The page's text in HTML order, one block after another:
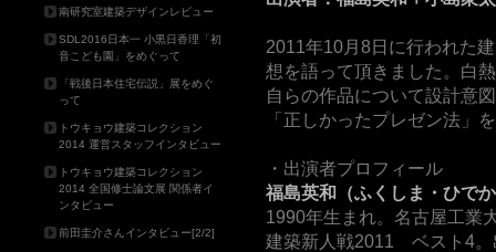
2011年10月8日に行われた
想を語って頂きました。白
自らの作品について設計意
「正しかったプレゼン法」
・出演者プロフィール
福島英和（ふくしま・ひで
1990年生まれ。名古屋工業
建築新人戦2011 ベスト4。
南研究室建築デザインレビュー
SDL2016日本一 小黒日香理「初
音こども園」をめぐって
「戦後日本住宅伝説」展をめぐ
って
トウキョウ建築コレクション
2014 運営スタッフインタビュー
トウキョウ建築コレクション
2014 全国修士論文展 関係者イ
ンタビュー
前田圭介さんインタビュー[2/2]